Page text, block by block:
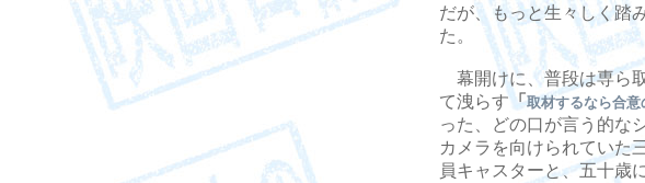
だが、もっと生々しく踏
た。
幕開けに、普段は専ら
て洩らす「取材するなら合意
った、どの口が言う的な
カメラを向けられていた
員キャスターと、五十歳